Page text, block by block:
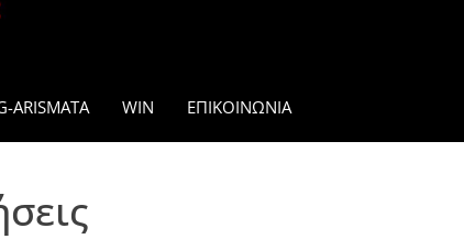
ARISMATA WIN ΕΠΙΚΟΙΝΩΝΊΑ